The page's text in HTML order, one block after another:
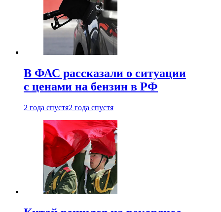
В ФАС рассказали о ситуации
с ценами на бензин в РФ
2 года спустя2 года спустя